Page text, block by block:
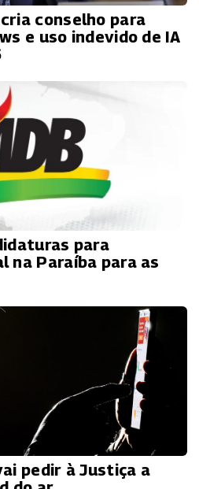
conselho para
e uso indevido de IA
para
na Paraíba para as
pedir à Justiça a